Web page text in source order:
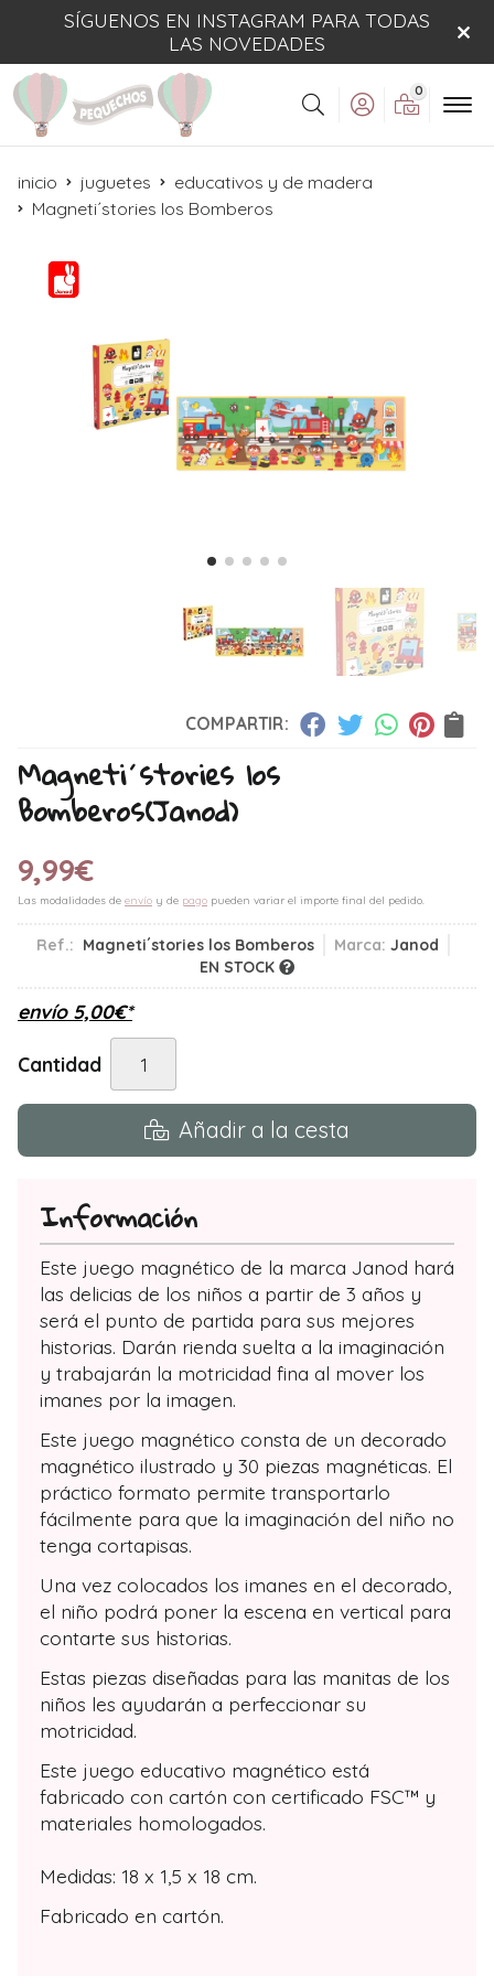
SÍGUENOS EN INSTAGRAM PARA TODAS
LAS NOVEDADES
Buscar
0
inicio juguetes
educativos y de madera
Magneti´stories los Bomberos
COMPARTIR:
Magneti´stories los
Bomberos(Janod)
9,99€
Las modalidades de envío y de pago pueden variar el importe final del pedido.
Ref.: Magneti´stories los Bomberos Marca: Janod
EN STOCK
envío 5,00€*
Cantidad
Añadir a la cesta
Información
Este juego magnético de la marca Janod hará
las delicias de los niños a partir de 3 años y
será el punto de partida para sus mejores
historias. Darán rienda suelta a la imaginación
y trabajarán la motricidad fina al mover los
imanes por la imagen.
Este juego magnético consta de un decorado
magnético ilustrado y 30 piezas magnéticas. El
práctico formato permite transportarlo
fácilmente para que la imaginación del niño no
tenga cortapisas.
Una vez colocados los imanes en el decorado,
el niño podrá poner la escena en vertical para
contarte sus historias.
Estas piezas diseñadas para las manitas de los
niños les ayudarán a perfeccionar su
motricidad.
Este juego educativo magnético está
fabricado con cartón con certificado FSC™ y
materiales homologados.
Medidas: 18 x 1,5 x 18 cm.
Fabricado en cartón.